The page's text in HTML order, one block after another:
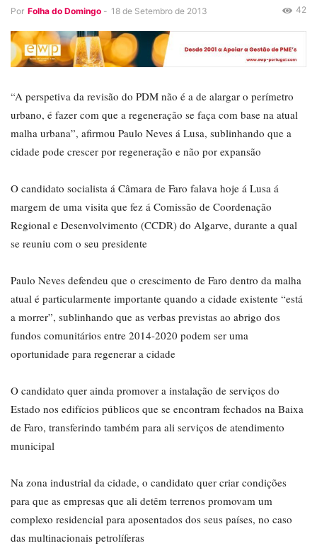
Por Folha do Domingo - 18 de Setembro de 2013 42
“A perspetiva da revisão do PDM não é a de alargar o perímetro
urbano, é fazer com que a regeneração se faça com base na atual
malha urbana”, afirmou Paulo Neves á Lusa, sublinhando que a
cidade pode crescer por regeneração e não por expansão
O candidato socialista á Câmara de Faro falava hoje á Lusa á
margem de uma visita que fez á Comissão de Coordenação
Regional e Desenvolvimento (CCDR) do Algarve, durante a qual
se reuniu com o seu presidente
Paulo Neves defendeu que o crescimento de Faro dentro da malha
atual é particularmente importante quando a cidade existente “está
a morrer”, sublinhando que as verbas previstas ao abrigo dos
fundos comunitários entre 2014-2020 podem ser uma
oportunidade para regenerar a cidade
O candidato quer ainda promover a instalação de serviços do
Estado nos edifícios públicos que se encontram fechados na Baixa
de Faro, transferindo também para ali serviços de atendimento
municipal
Na zona industrial da cidade, o candidato quer criar condições
para que as empresas que ali detêm terrenos promovam um
complexo residencial para aposentados dos seus países, no caso
das multinacionais petrolíferas